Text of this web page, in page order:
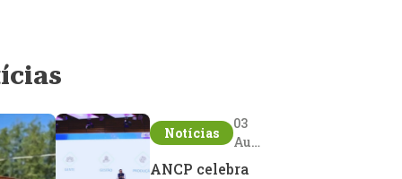
Notícias
03
Aug
ANCP celebra